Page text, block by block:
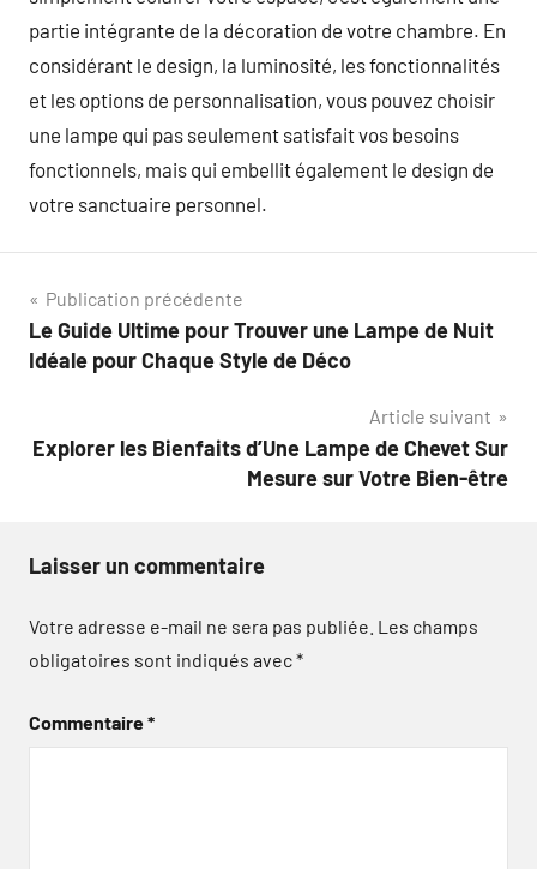
partie intégrante de la décoration de votre chambre. En
considérant le design, la luminosité, les fonctionnalités
et les options de personnalisation, vous pouvez choisir
une lampe qui pas seulement satisfait vos besoins
fonctionnels, mais qui embellit également le design de
votre sanctuaire personnel.
Navigation
de
Publication précédente
Le Guide Ultime pour Trouver une Lampe de Nuit
Idéale pour Chaque Style de Déco
Article suivant
Explorer les Bienfaits d’Une Lampe de Chevet Sur
Mesure sur Votre Bien-être
Laisser un commentaire
Votre adresse e-mail ne sera pas publiée. Les champs
obligatoires sont indiqués avec*
Commentaire*